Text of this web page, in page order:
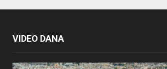
VIDEO DANA